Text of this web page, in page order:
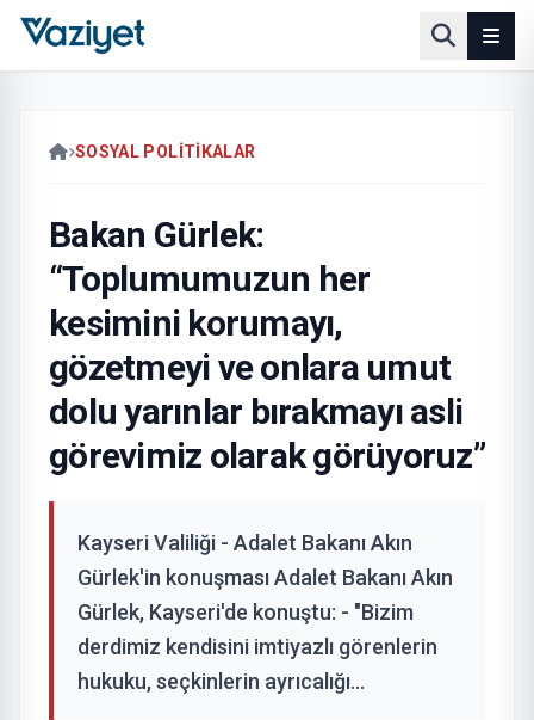
SOSYAL POLITIKALAR
Bakan Gürlek:
“Toplumumuzun her
kesimini korumayı,
gözetmeyi ve onlara umut
dolu yarınlar bırakmayı asli
görevimiz olarak görüyoruz”
Kayseri Valiliği - Adalet Bakanı Akın
Gürlek'in konuşması Adalet Bakanı Akın
Gürlek, Kayseri'de konuştu: - "Bizim
derdimiz kendisini imtiyazlı görenlerin
hukuku, seçkinlerin ayrıcalığı...